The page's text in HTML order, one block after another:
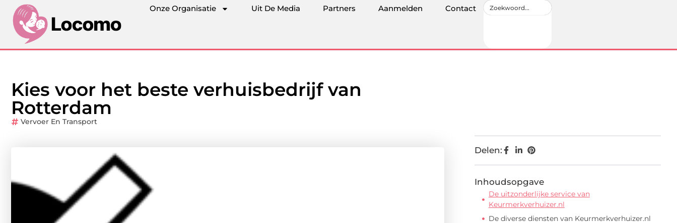
Onze Organisatie Uit De Media Partners Aanmelden Contact
Kies voor het beste verhuisbedrijf van
Rotterdam
Vervoer En Transport
Delen:
Inhoudsopgave
De uitzonderlijke service van
Keurmerkverhuizer.nl
De diverse diensten van Keurmerkverhuizer.nl